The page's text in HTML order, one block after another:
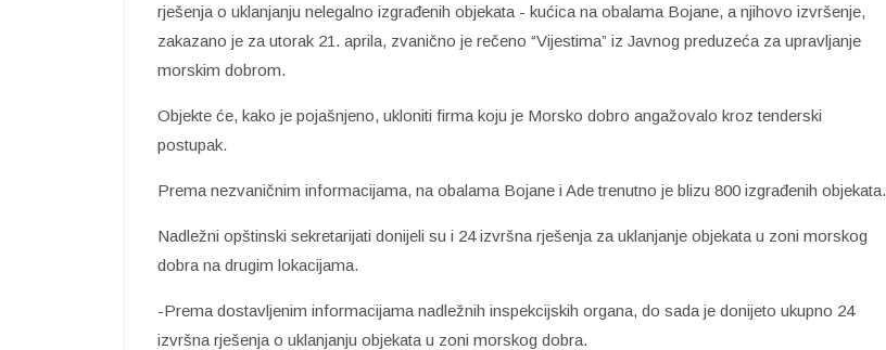
rješenja o uklanjanju nelegalno izgrađenih objekata - kućica na obalama Bojane, a njihovo izvršenje,
zakazano je za utorak 21. aprila, zvanično je rečeno “Vijestima” iz Javnog preduzeća za upravljanje
morskim dobrom.
Objekte će, kako je pojašnjeno, ukloniti firma koju je Morsko dobro angažovalo kroz tenderski
postupak.
Prema nezvaničnim informacijama, na obalama Bojane i Ade trenutno je blizu 800 izgrađenih objekata.
Nadležni opštinski sekretarijati donijeli su i 24 izvršna rješenja za uklanjanje objekata u zoni morskog
dobra na drugim lokacijama.
-Prema dostavljenim informacijama nadležnih inspekcijskih organa, do sada je donijeto ukupno 24
izvršna rješenja o uklanjanju objekata u zoni morskog dobra.